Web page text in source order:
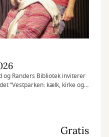
og Randers Bibliotek inviterer
”Vestparken: kælk, kirke og
Vestparken med kort
så man i ro og mag kan
Gratis